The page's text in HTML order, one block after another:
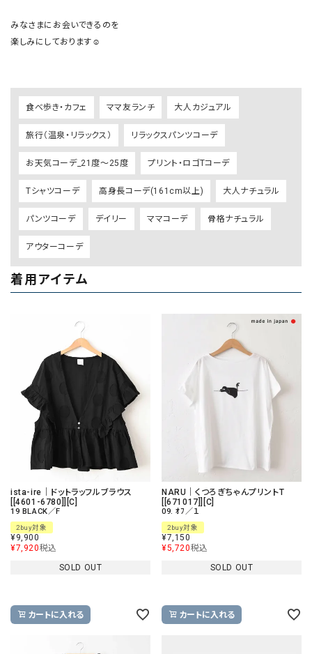
みなさまにお会いできるのを
楽しみにしております☺️
食べ歩き・カフェ ママ友ランチ 大人カジュアル
旅行（温泉・リラックス） リラックスパンツコーデ
お天気コーデ_21度～25度 プリント・ロゴTコーデ
Tシャツコーデ 高身長コーデ(161cm以上) 大人ナチュラル
パンツコーデ デイリー ママコーデ 骨格ナチュラル
アウターコーデ
着用アイテム
ista-ire｜ドットラッフルブラウス
[[4601-6780]][C]
19 BLACK／F
2buy対象
¥9,900
¥7,920税込
SOLD OUT
カートに入れる
NARU｜くつろぎちゃんプリントT
[[671017]][C]
09. ｵﾌ／１
2buy対象
¥7,150
¥5,720税込
SOLD OUT
カートに入れる